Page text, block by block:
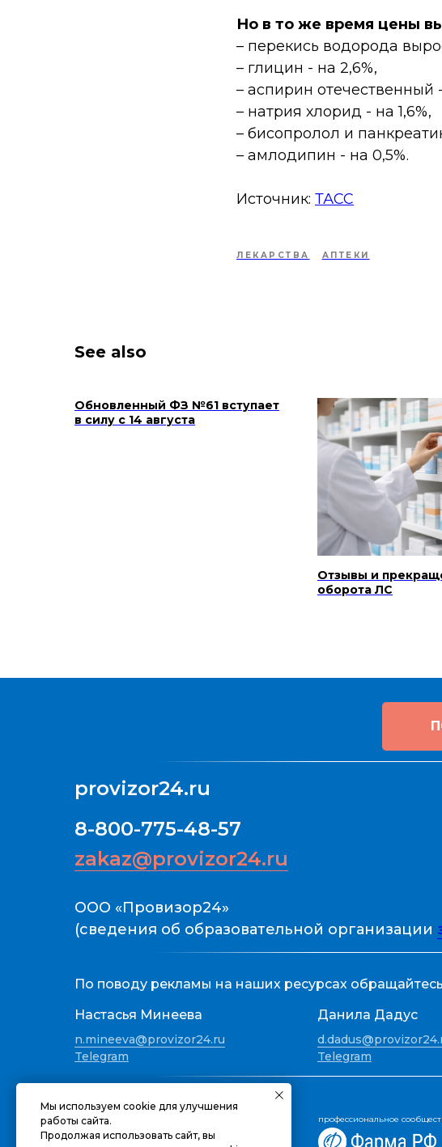
Но в то же время цены
– перекись водорода
– глицин - на 2,6%,
– аспирин отечественный
– натрия хлорид - на 1,6%,
– бисопролол и
– амлодипин - на 0,5%.
Источник: ТАСС
ЛЕКАРСТВА АПТЕКИ
See also
Обновленный ФЗ №61 вступает
в силу с 14 августа
Отзывы и
оборота ЛС
8-800-775-48-57
zakaz@provizor24.ru
ООО «Провизор24»
(сведения об образовательной организации
provizor24.ru
По поводу рекламы на наших ресурсах
Настасья Минеева
n.mineeva@provizor24.ru
Telegram
Данила Дадус
Telegram
профессиональное
Мы используем cookie для улучшения
работы сайта.
Продолжая использовать сайт, вы